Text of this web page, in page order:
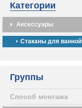
Категории
Аксессуары
Стаканы для ванной
Группы
Способ монтажа